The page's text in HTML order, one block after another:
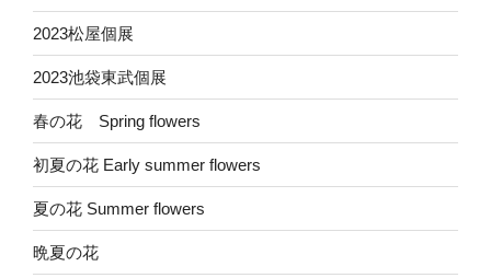
2023松屋個展
2023池袋東武個展
春の花 Spring flowers
初夏の花 Early summer flowers
夏の花 Summer flowers
晩夏の花